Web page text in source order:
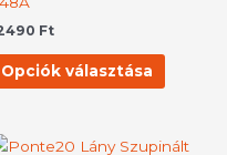
Ft
Opciók választása
Ennek